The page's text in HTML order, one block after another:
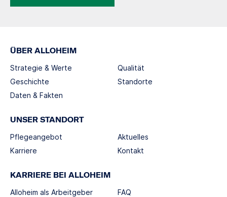
ÜBER ALLOHEIM
Strategie & Werte
Geschichte
Daten & Fakten
Qualität
Standorte
UNSER STANDORT
Pflegeangebot
Karriere
Aktuelles
Kontakt
KARRIERE BEI ALLOHEIM
Alloheim als Arbeitgeber
FAQ